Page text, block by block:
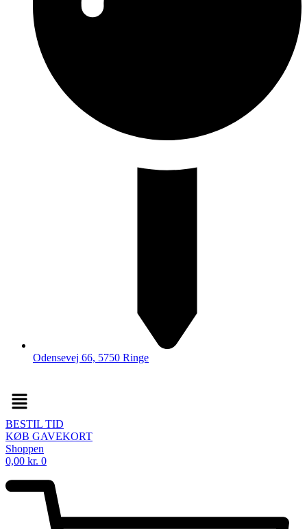
Odensevej 66, 5750 Ringe
Menu
BESTIL TID
KØB GAVEKORT
Shoppen
0,00 kr. 0